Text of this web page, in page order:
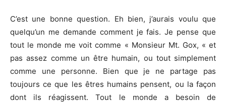
C’est une bonne question. Eh bien, j’aurais voulu que
quelqu’un me demande comment je fais. Je pense que
tout le monde me voit comme « Monsieur Mt. Gox, « et
pas assez comme un être humain, ou tout simplement
comme une personne. Bien que je ne partage pas
toujours ce que les êtres humains pensent, ou la façon
dont ils réagissent. Tout le monde a besoin de